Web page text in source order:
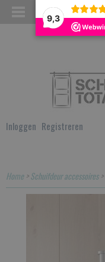
9,3
Inloggen Registreren
Home>Schuifdeur accessoires>